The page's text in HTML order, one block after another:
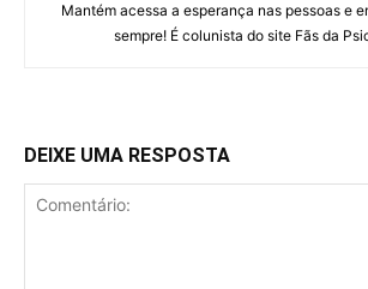
Mantém acessa a esperança nas pessoas e
sempre! É colunista do site Fãs da
DEIXE UMA RESPOSTA